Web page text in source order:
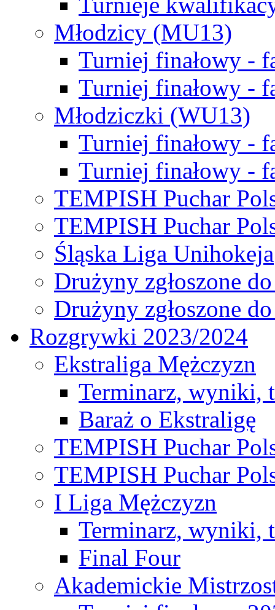
Młodzicy (MU13)
Turniej finałowy -
Turniej finałowy -
Młodziczki (WU13)
Turniej finałowy -
Turniej finałowy -
TEMPISH Puchar
TEMPISH Puchar
Śląska Liga Unihokeja
Drużyny zgłoszone
Drużyny zgłoszone
Rozgrywki 2023/2024
Ekstraliga Mężczyzn
Terminarz, wyniki,
Baraż o Ekstraligę
TEMPISH Puchar
TEMPISH Puchar
I Liga Mężczyzn
Terminarz, wyniki,
Final Four
Akademickie